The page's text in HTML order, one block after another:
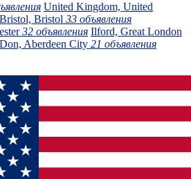
United Kingdom, United
Bristol, Bristol 33 объявления
32 объявления Ilford, Great London
Aberdeen City 21 объявления